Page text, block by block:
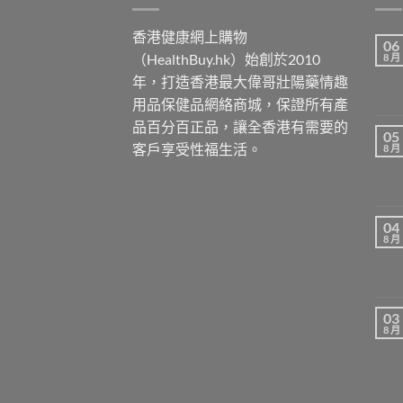
香港健康網上購物
（HealthBuy.hk）始創於2010
年，打造香港最大偉哥壯陽藥情趣
用品保健品網絡商城，保證所有產
品百分百正品，讓全香港有需要的
客戶享受性福生活。
06
8 月
05
8 月
04
8 月
03
8 月